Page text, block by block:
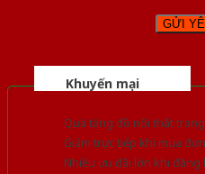
Khuyến mại
Quà tặng đồ nội thất
Giảm trực tiếp khi mua
Nhiều ưu đãi lớn khi